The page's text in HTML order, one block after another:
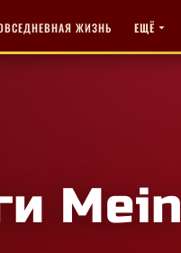
ЖИЗНЬ ЕЩЁ
Mein